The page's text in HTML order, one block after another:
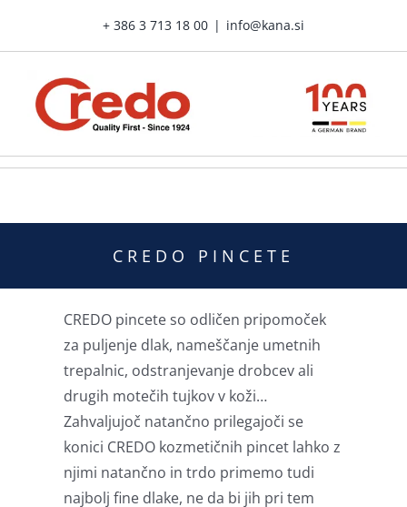
+ 386 3 713 18 00 | info@kana.si
CREDO PINCETE
CREDO pincete so odličen pripomoček
za puljenje dlak, nameščanje umetnih
trepalnic, odstranjevanje drobcev ali
drugih motečih tujkov v koži…
Zahvaljujoč natančno prilegajoči se
konici CREDO kozmetičnih pincet lahko z
njimi natančno in trdo primemo tudi
najbolj fine dlake, ne da bi jih pri tem